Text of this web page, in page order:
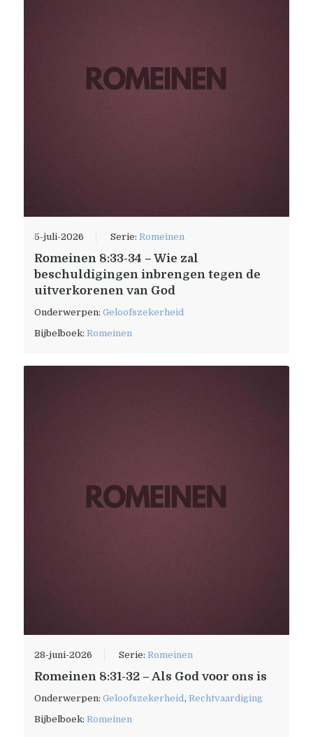
5-juli-2026 Serie:Romeinen
Romeinen 8:33-34 – Wie zal
beschuldigingen inbrengen tegen de
uitverkorenen van God
Onderwerpen:Geloofszekerheid
Bijbelboek:Romeinen
28-juni-2026 Serie:Romeinen
Romeinen 8:31-32 – Als God voor ons is
Onderwerpen:Geloofszekerheid,Rechtvaardiging
Bijbelboek:Romeinen